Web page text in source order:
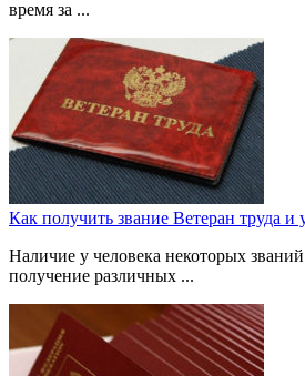
время за ...
Как получить звание Ветеран труда и
Наличие у человека некоторых
получение различных ...